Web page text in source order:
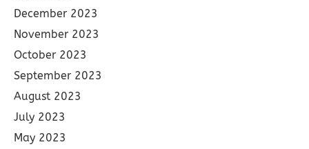
December 2023
November 2023
October 2023
September 2023
August 2023
July 2023
May 2023